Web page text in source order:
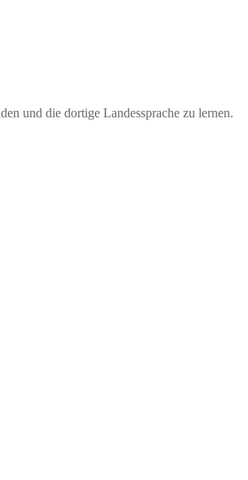
und die dortige Landessprache zu lernen.